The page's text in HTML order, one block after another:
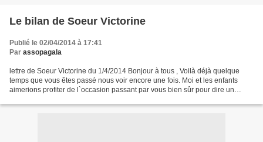
Le bilan de Soeur Victorine
Publié le 02/04/2014 à 17:41
Par assopagala
lettre de Soeur Victorine du 1/4/2014 Bonjour à tous , Voilà déjà quelque
temps que vous êtes passé nous voir encore une fois. Moi et les enfants
aimerions profiter de l`occasion passant par vous bien sûr pour dire un